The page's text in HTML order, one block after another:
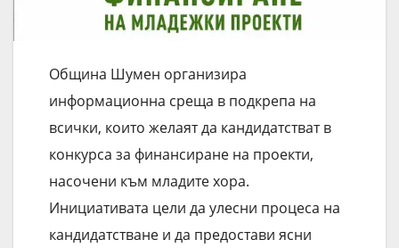
Община Шумен организира
информационна среща в подкрепа на
всички, които желаят да кандидатстват в
конкурса за финансиране на проекти,
насочени към младите хора.
Инициативата цели да улесни процеса на
кандидатстване и да предостави ясни